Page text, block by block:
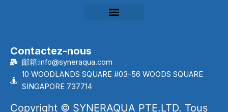
Contactez-nous
邮箱:info@syneraqua.com
10 WOODLANDS SQUARE #03-56 WOODS SQUARE
SINGAPORE 737714
Copyright © SYNERAQUA PTE.LTD. Tous